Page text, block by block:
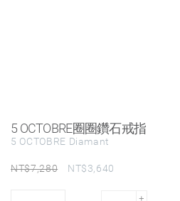
5 OCTOBRE圈圈鑽石戒指
5 OCTOBRE Diamant
NT$7,280 NT$3,640